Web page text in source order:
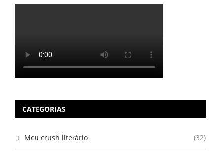
CATEGORIAS
Meu crush literário (32)